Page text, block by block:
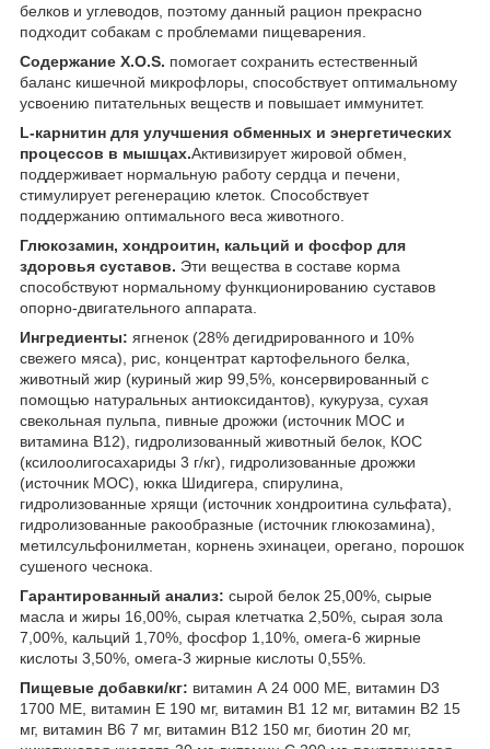
белков и углеводов, поэтому данный рацион прекрасно
подходит собакам с проблемами пищеварения.
Содержание X.O.S. помогает сохранить естественный
баланс кишечной микрофлоры, способствует оптимальному
усвоению питательных веществ и повышает иммунитет.
L-карнитин для улучшения обменных и энергетических
процессов в мышцах.Активизирует жировой обмен,
поддерживает нормальную работу сердца и печени,
стимулирует регенерацию клеток. Способствует
поддержанию оптимального веса животного.
Глюкозамин, хондроитин, кальций и фосфор для
здоровья суставов. Эти вещества в составе корма
способствуют нормальному функционированию суставов
опорно-двигательного аппарата.
Ингредиенты: ягненок (28% дегидрированного и 10%
свежего мяса), рис, концентрат картофельного белка,
животный жир (куриный жир 99,5%, консервированный с
помощью натуральных антиоксидантов), кукуруза, сухая
свекольная пульпа, пивные дрожжи (источник МОС и
витамина B12), гидролизованный животный белок, КОС
(ксилоолигосахариды 3 г/кг), гидролизованные дрожжи
(источник МОС), юкка Шидигера, спирулина,
гидролизованные хрящи (источник хондроитина сульфата),
гидролизованные ракообразные (источник глюкозамина),
метилсульфонилметан, корнень эхинацеи, орегано, порошок
сушеного чеснока.
Гарантированный анализ: сырой белок 25,00%, сырые
масла и жиры 16,00%, сырая клетчатка 2,50%, сырая зола
7,00%, кальций 1,70%, фосфор 1,10%, омега-6 жирные
кислоты 3,50%, омега-3 жирные кислоты 0,55%.
Пищевые добавки/кг: витамин А 24 000 МЕ, витамин D3
1700 МЕ, витамин Е 190 мг, витамин В1 12 мг, витамин В2 15
мг, витамин В6 7 мг, витамин В12 150 мг, биотин 20 мг,